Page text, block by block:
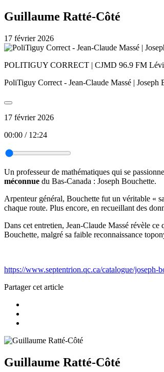
Guillaume Ratté-Côté
17 février 2026
POLITIGUY CORRECT | CJMD 96.9 FM
PoliTiguy Correct - Jean-Claude Massé | Joseph
17 février 2026
00:00 / 12:24
Un professeur de mathématiques qui se
méconnue du Bas-Canada : Joseph Bouchette.
Arpenteur général, Bouchette fut un véritable «
chaque route. Plus encore, en recueillant des
Dans cet entretien, Jean-Claude Massé révèle
Bouchette, malgré sa faible reconnaissance
https://www.septentrion.qc.ca/catalogue/joseph-
Partager cet article
Guillaume Ratté-Côté